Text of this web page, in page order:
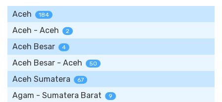
Aceh 184
Aceh - Aceh 2
Aceh Besar 4
Aceh Besar - Aceh 50
Aceh Sumatera 67
Agam - Sumatera Barat 9